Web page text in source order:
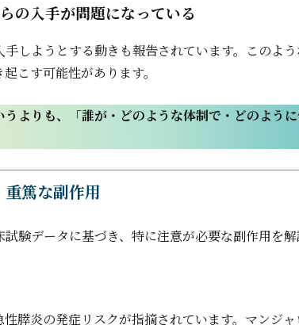
の入手が問題になっている
しようとする動きも報告されています。このよ
こす可能性があります。
よりも、「誰が・どのような体制で・どのよう
篤な副作用
験データに基づき、特に注意が必要な副作用を解
膵炎の発症リスクが指摘されています。マンジ